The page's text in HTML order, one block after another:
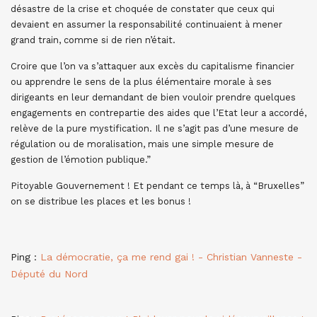
désastre de la crise et choquée de constater que ceux qui
devaient en assumer la responsabilité continuaient à mener
grand train, comme si de rien n’était.
Croire que l’on va s’attaquer aux excès du capitalisme financier
ou apprendre le sens de la plus élémentaire morale à ses
dirigeants en leur demandant de bien vouloir prendre quelques
engagements en contrepartie des aides que l’Etat leur a accordé,
relève de la pure mystification. Il ne s’agit pas d’une mesure de
régulation ou de moralisation, mais une simple mesure de
gestion de l’émotion publique.”
Pitoyable Gouvernement ! Et pendant ce temps là, à “Bruxelles”
on se distribue les places et les bonus !
Ping : La démocratie, ça me rend gai ! - Christian Vanneste -
Député du Nord